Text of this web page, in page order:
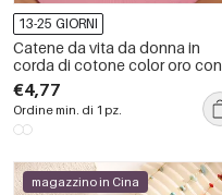
13-25 GIORNI
Catene da vita da donna in
corda di cotone color oro con
conchiglia in stile estivo
€4,77
Ordine min. di 1 pz.
magazzino in Cina